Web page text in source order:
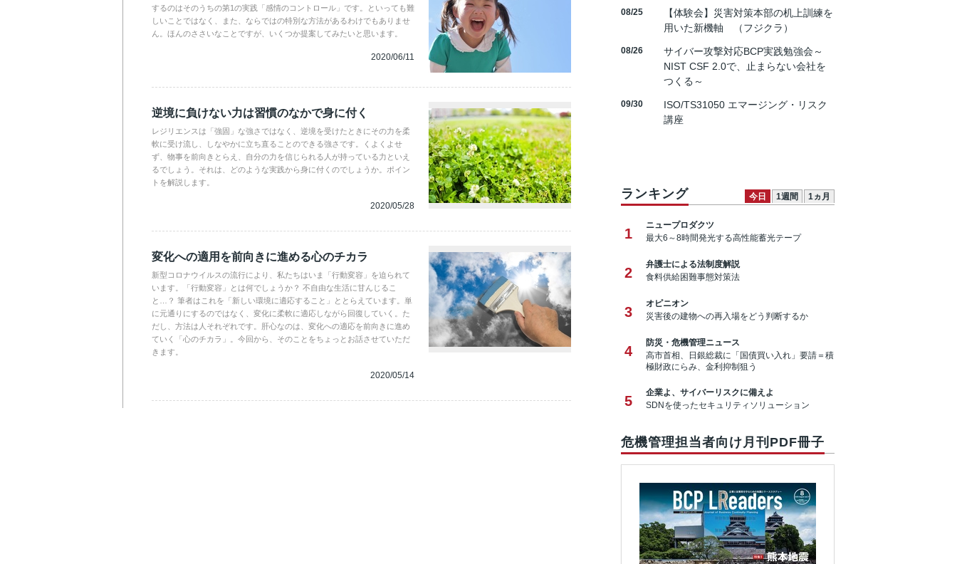
するのはそのうちの第1の実践「感情のコントロール」です。といっても難
しいことではなく、また、ならではの特別な方法があるわけでもありませ
ん。ほんのささいなことですが、いくつか提案してみたいと思います。
2020/06/11
逆境に負けない力は習慣のなかで身に付く
レジリエンスは「強固」な強さではなく、逆境を受けたときにその力を柔
軟に受け流し、しなやかに立ち直ることのできる強さです。くよくよせ
ず、物事を前向きとらえ、自分の力を信じられる人が持っている力といえ
るでしょう。それは、どのような実践から身に付くのでしょうか。ポイン
トを解説します。
2020/05/28
変化への適用を前向きに進める心のチカラ
新型コロナウイルスの流行により、私たちはいま「行動変容」を迫られて
います。「行動変容」とは何でしょうか？ 不自由な生活に甘んじるこ
と…？ 筆者はこれを「新しい環境に適応すること」ととらえています。単
に元通りにするのではなく、変化に柔軟に適応しながら回復していく。た
だし、方法は人それぞれです。肝心なのは、変化への適応を前向きに進め
ていく「心のチカラ」。今回から、そのことをちょっとお話させていただ
きます。
2020/05/14
08/25
【体験会】災害対策本部の机上訓練を
用いた新機軸 （フジクラ）
08/26
サイバー攻撃対応BCP実践勉強会～
NIST CSF 2.0で、止まらない会社を
つくる～
09/30
ISO/TS31050 エマージング・リスク
講座
ランキング 今日 1週間 1ヵ月
1
ニュープロダクツ
最大6～8時間発光する高性能蓄光テープ
2
弁護士による法制度解説
食料供給困難事態対策法
3
オピニオン
災害後の建物への再入場をどう判断するか
4
防災・危機管理ニュース
高市首相、日銀総裁に「国債買い入れ」要請＝積
極財政にらみ、金利抑制狙う
5
企業よ、サイバーリスクに備えよ
SDNを使ったセキュリティソリューション
危機管理担当者向け月刊PDF冊子